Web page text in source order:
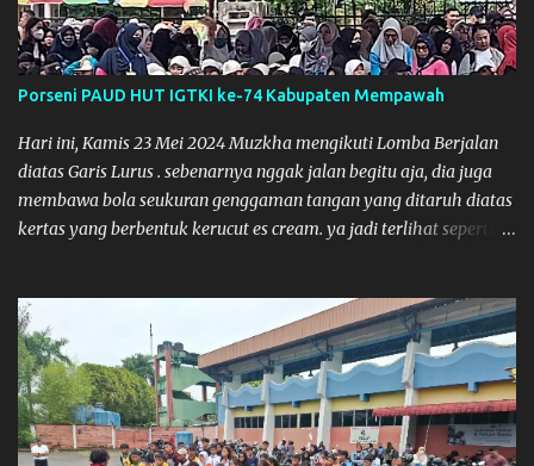
Porseni PAUD HUT IGTKI ke-74 Kabupaten Mempawah
Hari ini, Kamis 23 Mei 2024 Muzkha mengikuti Lomba Berjalan
diatas Garis Lurus . sebenarnya nggak jalan begitu aja, dia juga
membawa bola seukuran genggaman tangan yang ditaruh diatas
kertas yang berbentuk kerucut es cream. ya jadi terlihat seperti
yang acaranya mirip kayak kegiatan Gebyar PAUD, Festival
Lomba Seni dan Kreativitas pada tahun lalu.